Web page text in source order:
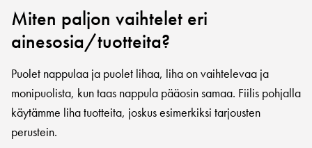
Miten paljon vaihtelet eri
ainesosia/tuotteita?
Puolet nappulaa ja puolet lihaa, liha on vaihtelevaa ja
monipuolista, kun taas nappula pääosin samaa. Fiilis pohjalla
käytämme liha tuotteita, joskus esimerkiksi tarjousten
perustein.